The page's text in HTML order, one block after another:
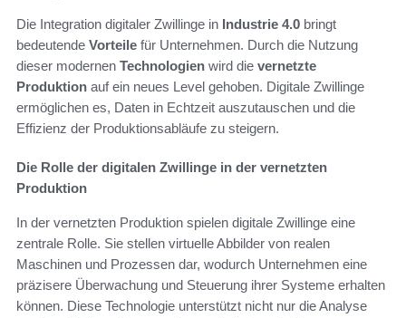
Die Integration digitaler Zwillinge in Industrie 4.0 bringt
bedeutende Vorteile für Unternehmen. Durch die Nutzung
dieser modernen Technologien wird die vernetzte
Produktion auf ein neues Level gehoben. Digitale Zwillinge
ermöglichen es, Daten in Echtzeit auszutauschen und die
Effizienz der Produktionsabläufe zu steigern.
Die Rolle der digitalen Zwillinge in der vernetzten
Produktion
In der vernetzten Produktion spielen digitale Zwillinge eine
zentrale Rolle. Sie stellen virtuelle Abbilder von realen
Maschinen und Prozessen dar, wodurch Unternehmen eine
präzisere Überwachung und Steuerung ihrer Systeme erhalten
können. Diese Technologie unterstützt nicht nur die Analyse